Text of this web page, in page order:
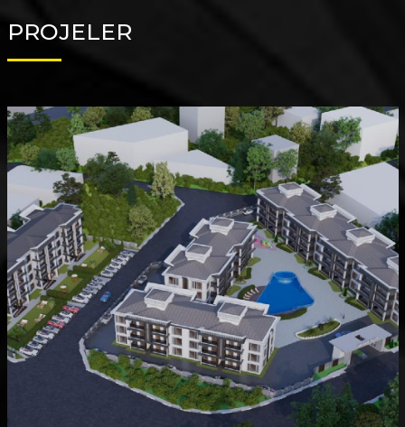
PROJELER